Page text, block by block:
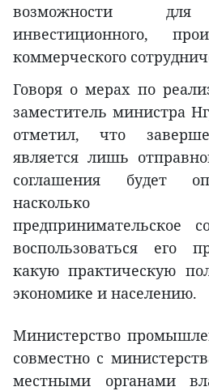
возможности для
инвестиционного,
коммерческого
Говоря о мерах по
заместитель министра
отметил, что
является лишь
соглашения будет
насколько
предпринимательское
воспользоваться его
какую практическую
экономике и населению.
Министерство
совместно с
местными органами